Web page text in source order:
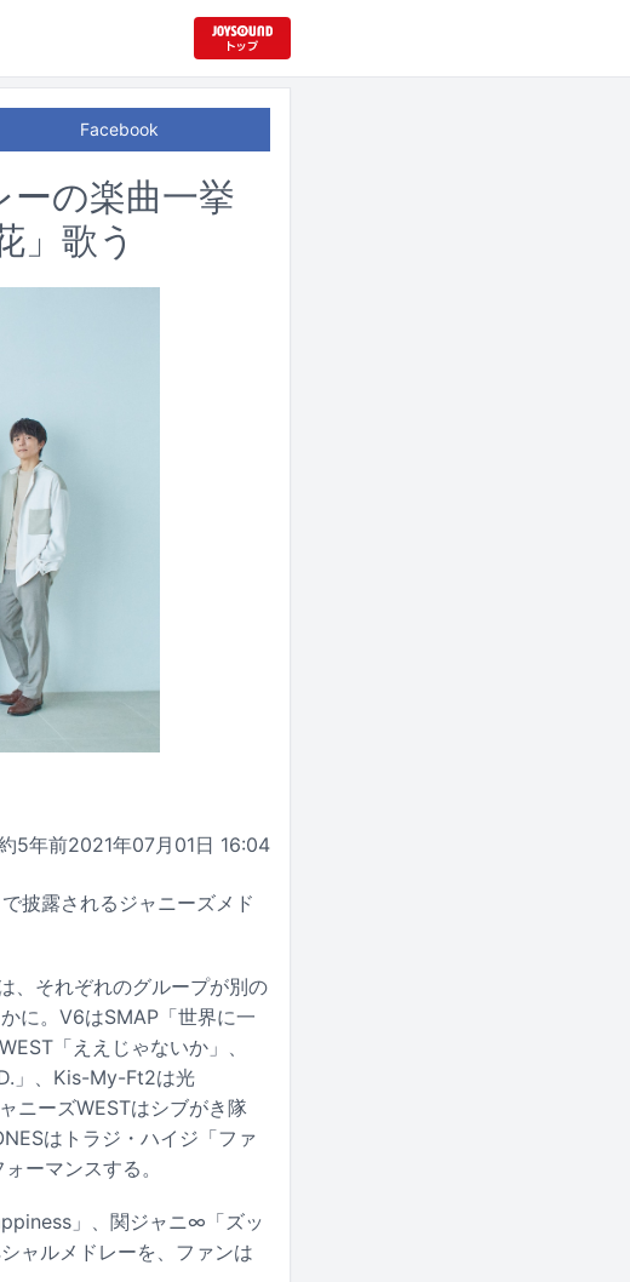
Facebook
ーの楽曲一挙
」歌う
5年前2021年07月01日 16:04
披露されるジャニーズメド
、それぞれのグループが別の
に。V6はSMAP「世界に一
「ええじゃないか」、
」、Kis-My-Ft2は光
ニーズWESTはシブがき隊
はトラジ・ハイジ「ファ
ーマンスする。
」、関ジャニ∞「ズッ
ャルメドレーを、ファンは